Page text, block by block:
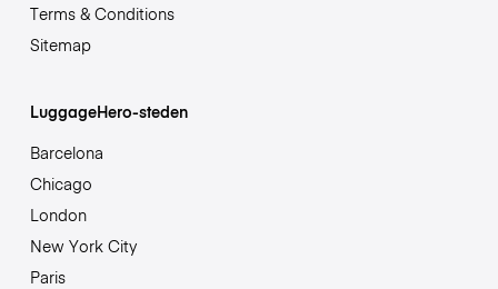
Terms & Conditions
Sitemap
LuggageHero-steden
Barcelona
Chicago
London
New York City
Paris